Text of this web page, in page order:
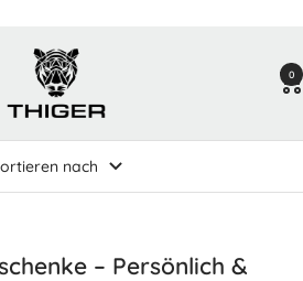
Thiger
Design
0
nach
– Persönlich &